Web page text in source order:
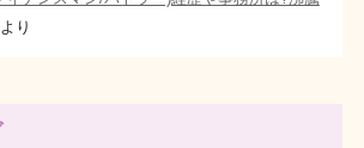
より